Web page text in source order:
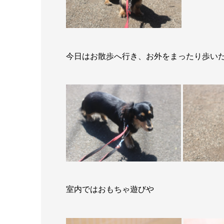
今日はお散歩へ行き、お外をまったり歩い
室内ではおもちゃ遊びや